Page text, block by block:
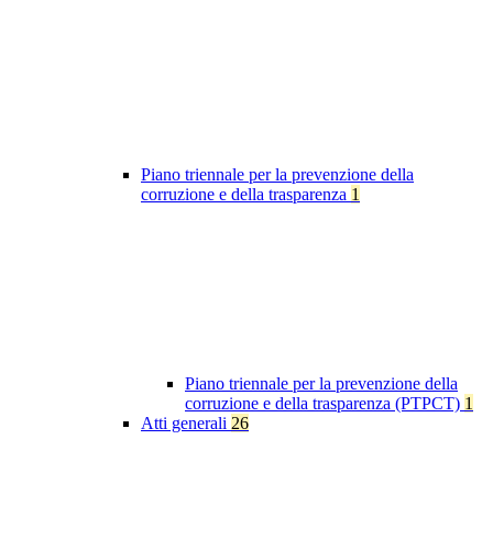
Piano triennale per la prevenzione della
corruzione e della trasparenza 1
Piano triennale per la prevenzione della
corruzione e della trasparenza (PTPCT) 1
Atti generali 26